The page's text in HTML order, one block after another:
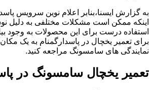
به گزارش ایسنا،بنابر اعلام نوین سرویس
اینکه ممکن است مشکلات مختلفی به دلیل
استفاده درست برای این محصولات به وجود
برای تعمیر یخچال در پاسدارگمنام به یک مکان
نمایندگی های سامسونگ مراجعه کنید.
تعمیر یخچال سامسونگ در